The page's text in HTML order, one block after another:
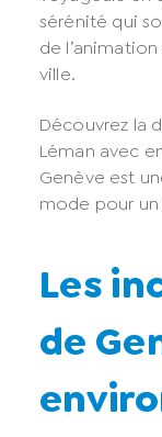
sérénité qui
de
ville.
Découvrez la
Léman avec
Genève est
mode pour
Les
de